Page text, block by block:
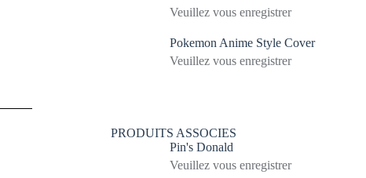
Veuillez vous enregistrer
Pokemon Anime Style Cover
Veuillez vous enregistrer
PRODUITS ASSOCIES
Pin's Donald
Veuillez vous enregistrer